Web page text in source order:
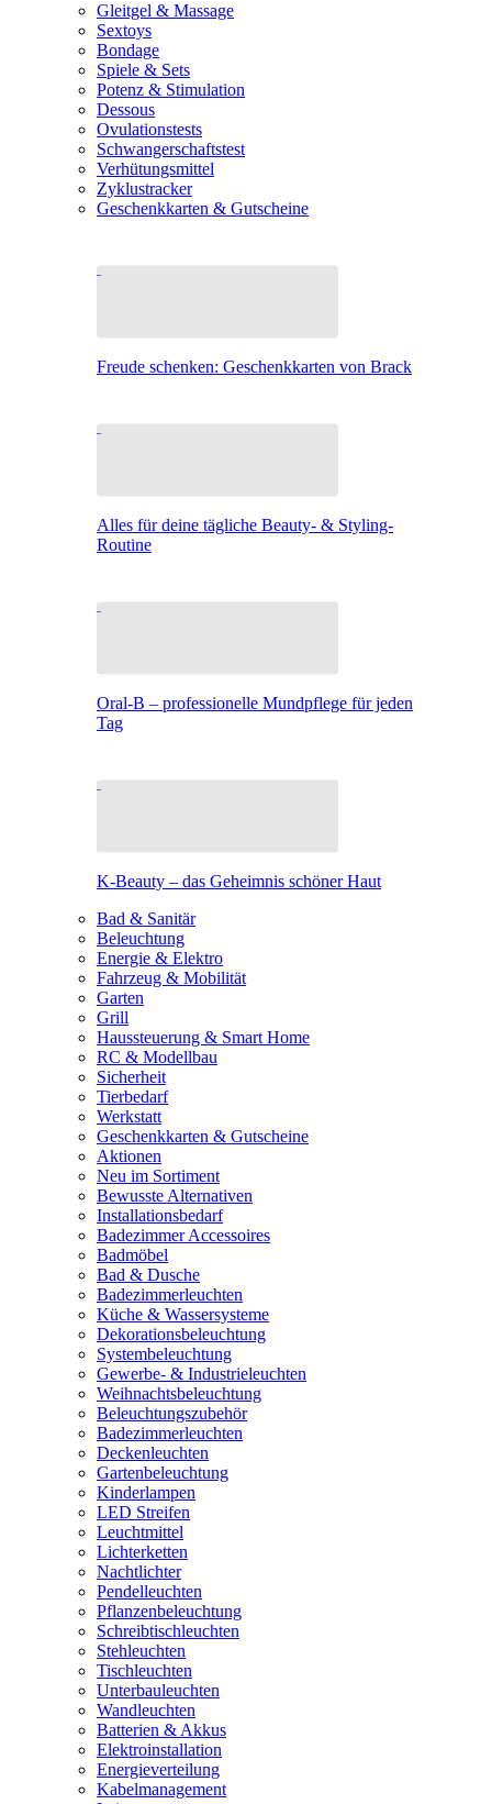
Gleitgel & Massage
Sextoys
Bondage
Spiele & Sets
Potenz & Stimulation
Dessous
Ovulationstests
Schwangerschaftstest
Verhütungsmittel
Zyklustracker
Geschenkkarten & Gutscheine
Freude schenken: Geschenkkarten von Brack
Alles für deine tägliche Beauty- & Styling-
Routine
Oral-B – professionelle Mundpflege für jeden
Tag
K-Beauty – das Geheimnis schöner Haut
Bad & Sanitär
Beleuchtung
Energie & Elektro
Fahrzeug & Mobilität
Garten
Grill
Haussteuerung & Smart Home
RC & Modellbau
Sicherheit
Tierbedarf
Werkstatt
Geschenkkarten & Gutscheine
Aktionen
Neu im Sortiment
Bewusste Alternativen
Installationsbedarf
Badezimmer Accessoires
Badmöbel
Bad & Dusche
Badezimmerleuchten
Küche & Wassersysteme
Dekorationsbeleuchtung
Systembeleuchtung
Gewerbe- & Industrieleuchten
Weihnachtsbeleuchtung
Beleuchtungszubehör
Badezimmerleuchten
Deckenleuchten
Gartenbeleuchtung
Kinderlampen
LED Streifen
Leuchtmittel
Lichterketten
Nachtlichter
Pendelleuchten
Pflanzenbeleuchtung
Schreibtischleuchten
Stehleuchten
Tischleuchten
Unterbauleuchten
Wandleuchten
Batterien & Akkus
Elektroinstallation
Energieverteilung
Kabelmanagement